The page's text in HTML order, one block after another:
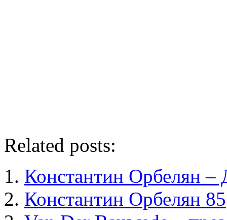
Related posts:
Константин Орбелян –
Константин Орбелян 85